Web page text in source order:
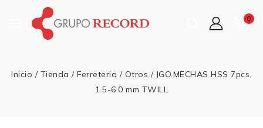
0
Inicio / Tienda / Ferreteria / Otros / JGO.MECHAS HSS 7pcs.
1.5-6.0 mm TWILL